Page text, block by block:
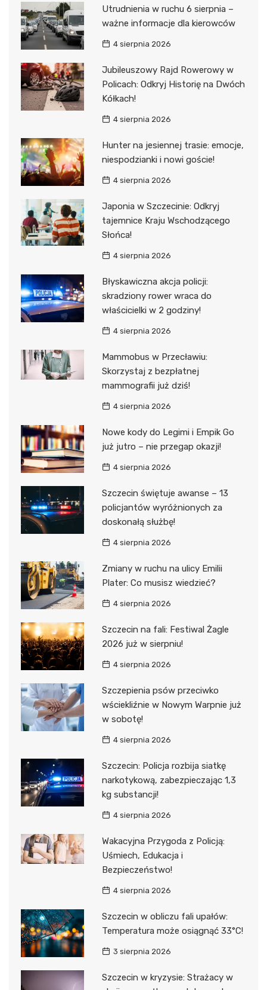
Utrudnienia w ruchu 6 sierpnia –
ważne informacje dla kierowców
4 sierpnia 2026
Jubileuszowy Rajd Rowerowy w
Policach: Odkryj Historię na Dwóch
Kółkach!
4 sierpnia 2026
Hunter na jesiennej trasie: emocje,
niespodzianki i nowi goście!
4 sierpnia 2026
Japonia w Szczecinie: Odkryj
tajemnice Kraju Wschodzącego
Słońca!
4 sierpnia 2026
Błyskawiczna akcja policji:
skradziony rower wraca do
właścicielki w 2 godziny!
4 sierpnia 2026
Mammobus w Przecławiu:
Skorzystaj z bezpłatnej
mammografii już dziś!
4 sierpnia 2026
Nowe kody do Legimi i Empik Go
już jutro – nie przegap okazji!
4 sierpnia 2026
Szczecin świętuje awanse – 13
policjantów wyróżnionych za
doskonałą służbę!
4 sierpnia 2026
Zmiany w ruchu na ulicy Emilii
Plater: Co musisz wiedzieć?
4 sierpnia 2026
Szczecin na fali: Festiwal Żagle
2026 już w sierpniu!
4 sierpnia 2026
Szczepienia psów przeciwko
wściekliźnie w Nowym Warpnie już
w sobotę!
4 sierpnia 2026
Szczecin: Policja rozbija siatkę
narkotykową, zabezpieczając 1,3
kg substancji!
4 sierpnia 2026
Wakacyjna Przygoda z Policją:
Uśmiech, Edukacja i
Bezpieczeństwo!
4 sierpnia 2026
Szczecin w obliczu fali upałów:
Temperatura może osiągnąć 33°C!
3 sierpnia 2026
Szczecin w kryzysie: Strażacy w